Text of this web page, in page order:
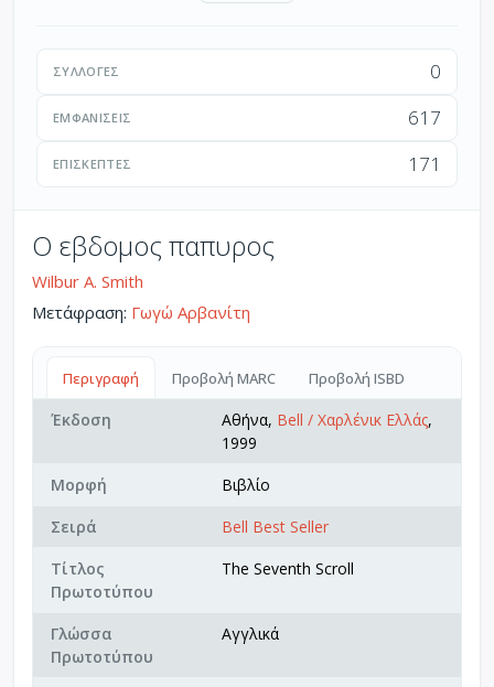
ΣΥΛΛΟΓΈΣ 0
ΕΜΦΑΝΊΣΕΙΣ 617
ΕΠΙΣΚΈΠΤΕΣ 171
Ο εβδομος παπυρος
Wilbur A. Smith
Μετάφραση: Γωγώ Αρβανίτη
Περιγραφή Προβολή MARC Προβολή ISBD
Έκδοση Αθήνα, Bell / Χαρλένικ Ελλάς,
1999
Μορφή
Βιβλίο
Σειρά
Bell Best Seller
Τίτλος
Πρωτοτύπου
The Seventh Scroll
Γλώσσα
Πρωτοτύπου
Αγγλικά